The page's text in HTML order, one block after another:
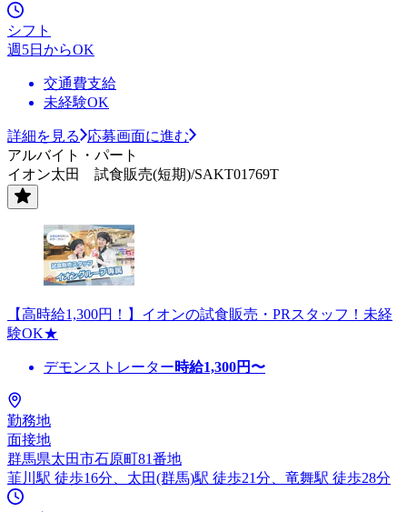
シフト
週5日からOK
交通費支給
未経験OK
詳細を見る
応募画面に進む
アルバイト・パート
イオン太田 試食販売(短期)/SAKT01769T
【高時給1,300円！】イオンの試食販売・PRスタッフ！未経
験OK★
デモンストレーター時給1,300円〜
勤務地
面接地
群馬県太田市石原町81番地
韮川駅 徒歩16分、太田(群馬)駅 徒歩21分、竜舞駅 徒歩28分